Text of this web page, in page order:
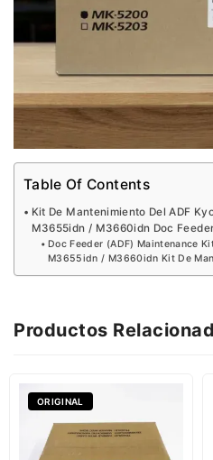
Table Of Contents
Kit De Mantenimiento Del ADF
M3655idn / M3660idn Doc
Doc Feeder (ADF) Maintenance
M3655idn / M3660idn Kit De
Productos
ORIGINAL